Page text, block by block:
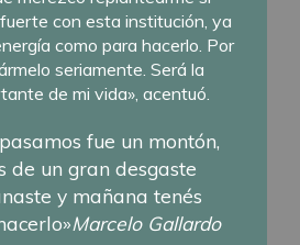
con esta institución, ya
como para hacerlo. Por
seriamente. Será la
de mi vida», acentuó.
fue un montón,
de un gran desgaste
y mañana tenés
Marcelo Gallardo